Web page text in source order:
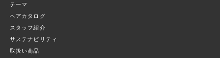
テーマ
ヘアカタログ
スタッフ紹介
サステナビリティ
取扱い商品